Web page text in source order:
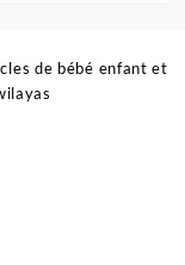
de bébé enfant et